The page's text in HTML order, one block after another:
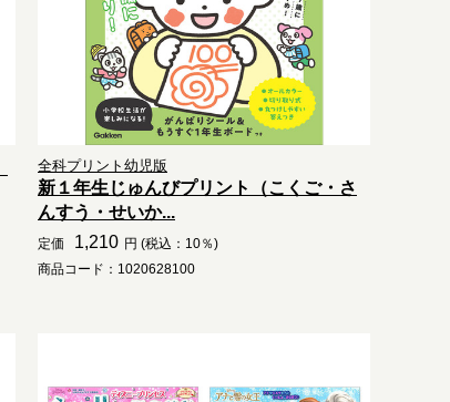
全科プリント幼児版
新１年生じゅんびプリント（こくご・さ
んすう・せいか...
定価 1,210 円 (税込：10％)
商品コード：1020628100